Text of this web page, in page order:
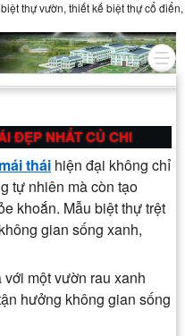
thự vườn, thiết kế biệt thự cổ điển,
ĐẸP NHẤT CỦ CHI
thái hiện đại không chỉ
tự nhiên mà còn tạo
khoắn. Mẫu biệt thự trệt
gian sống xanh,
một vườn rau xanh
hưởng không gian sống